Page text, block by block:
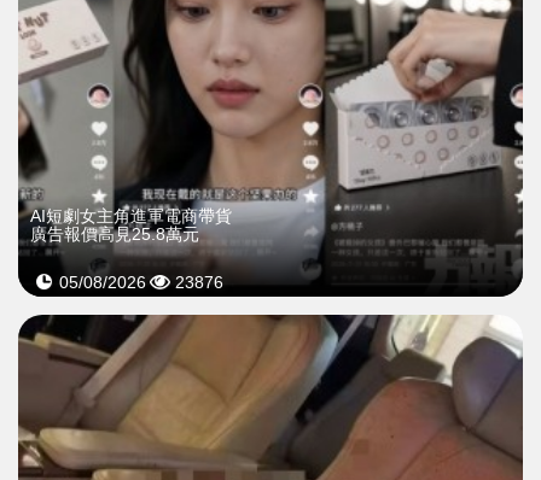
AI短劇女主角進軍電商帶貨
廣告報價高見25.8萬元
05/08/2026 23876